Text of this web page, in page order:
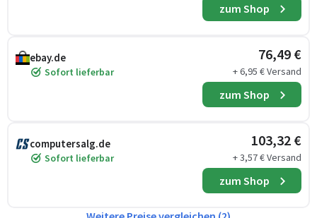
zum Shop
ebay.de
Sofort lieferbar
76,49 €
+ 6,95 € Versand
zum Shop
computersalg.de
Sofort lieferbar
103,32 €
+ 3,57 € Versand
zum Shop